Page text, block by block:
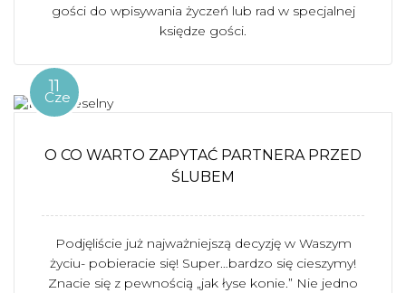
gości do wpisywania życzeń lub rad w specjalnej
księdze gości.
11
Cze
O CO WARTO ZAPYTAĆ PARTNERA PRZED
ŚLUBEM
Podjęliście już najważniejszą decyzję w Waszym
życiu- pobieracie się! Super…bardzo się cieszymy!
Znacie się z pewnością „jak łyse konie.” Nie jedno